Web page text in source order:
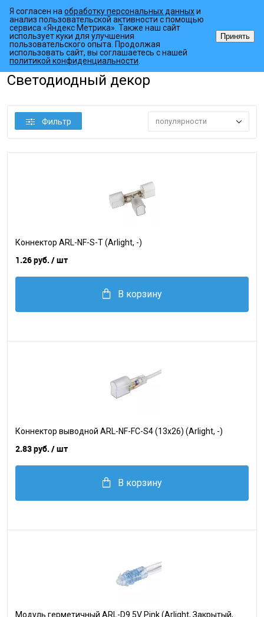
Главная страница • Каталог товаров • Светодиодный декор
Светодиодный декор
Фильтр популярности
Коннектор ARL-NF-S-T (Arlight, -)
1.26 руб. / шт
В корзину
Коннектор выводной ARL-NF-FC-S4 (13x26) (Arlight, -)
2.83 руб. / шт
В корзину
Модуль герметичный ARL-D9 5V Pink (Arlight, Закрытый,
Я согласен наобработку персональных данныхи
анализ пользовательской активности с помощью
сервиса «Яндекс Метрика». Также наш сайт
использует куки для улучшения
пользовательского опыта. Продолжая
использовать сайт, вы соглашаетесь с нашей
политикой конфиденциальности
Принять